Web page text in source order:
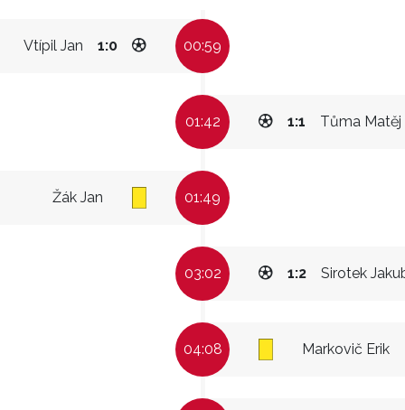
Vtípil Jan 1:0 00:59
01:42 Tůma Matěj
1:1
Žák Jan 01:49
03:02 Sirotek
1:2
04:08 Markovič Erik